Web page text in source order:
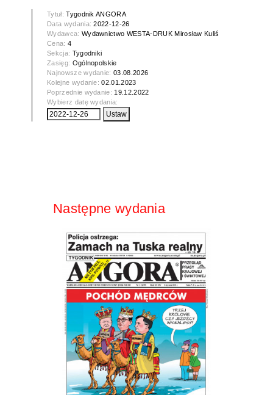
Tytuł:Tygodnik ANGORA
Data wydania:2022-12-26
Wydawca: Wydawnictwo WESTA-DRUK Mirosław Kuliś
Cena: 4
Sekcja: Tygodniki
Zasięg: Ogólnopolskie
Najnowsze wydanie:03.08.2026
Kolejne wydanie:02.01.2023
Poprzednie wydanie: 19.12.2022
Wybierz datę wydania:
Następne wydania